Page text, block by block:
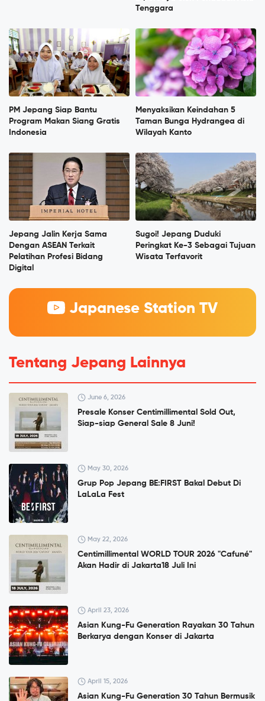
Tenggara
PM Jepang Siap Bantu
Program Makan Siang Gratis
Indonesia
Menyaksikan Keindahan 5
Taman Bunga Hydrangea di
Wilayah Kanto
Jepang Jalin Kerja Sama
Dengan ASEAN Terkait
Pelatihan Profesi Bidang
Digital
Sugoi! Jepang Duduki
Peringkat Ke-3 Sebagai Tujuan
Wisata Terfavorit
Japanese Station TV
Tentang Jepang Lainnya
June 6, 2026
Presale Konser Centimillimental Sold Out,
Siap-siap General Sale 8 Juni!
May 30, 2026
Grup Pop Jepang BE:FIRST Bakal Debut Di
LaLaLa Fest
May 22, 2026
Centimillimental WORLD TOUR 2026 "Cafuné"
Akan Hadir di Jakarta18 Juli Ini
April 23, 2026
Asian Kung-Fu Generation Rayakan 30 Tahun
Berkarya dengan Konser di Jakarta
April 15, 2026
Asian Kung-Fu Generation 30 Tahun Bermusik